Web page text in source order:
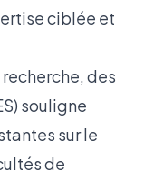
ciblée et
des
souligne
sur le
de